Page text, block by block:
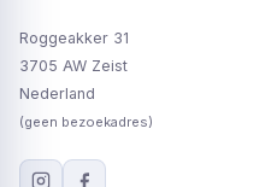
Roggeakker 31
3705 AW Zeist
Nederland
(geen bezoekadres)